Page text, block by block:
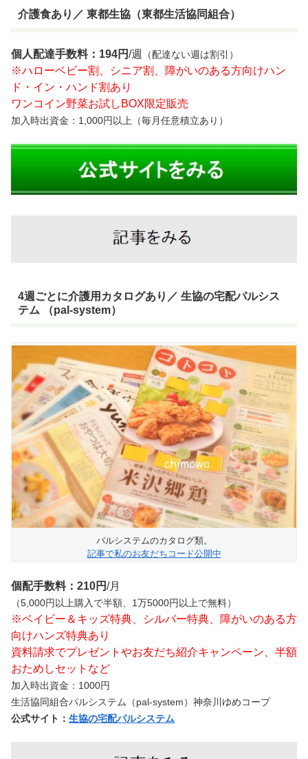
介護食あり／ 東都生協（東都生活協同組合）
個人配達手数料：194円/週 （配達ない週は割引）
※ハローベビー割、シニア割、障がいのある方向けハン
ド・イン・ハンド割あり
ワンコイン野菜お試しBOX限定販売
加入時出資金：1,000円以上（毎月任意積立あり）
4週ごとに介護用カタログあり／ 生協の宅配パルシス
テム （pal-system）
パルシステムのカタログ類。
記事で私のお友だちコード公開中
個配手数料：210円/月
（5,000円以上購入で半額、1万5000円以上で無料）
※ベイビー＆キッズ特典、シルバー特典、障がいのある方
向けハンズ特典あり
資料請求でプレゼントやお友だち紹介キャンペーン、半額
おためしセットなど
加入時出資金：1000円
生活協同組合パルシステム（pal-system）神奈川ゆめコープ
公式サイト： 生協の宅配パルシステム